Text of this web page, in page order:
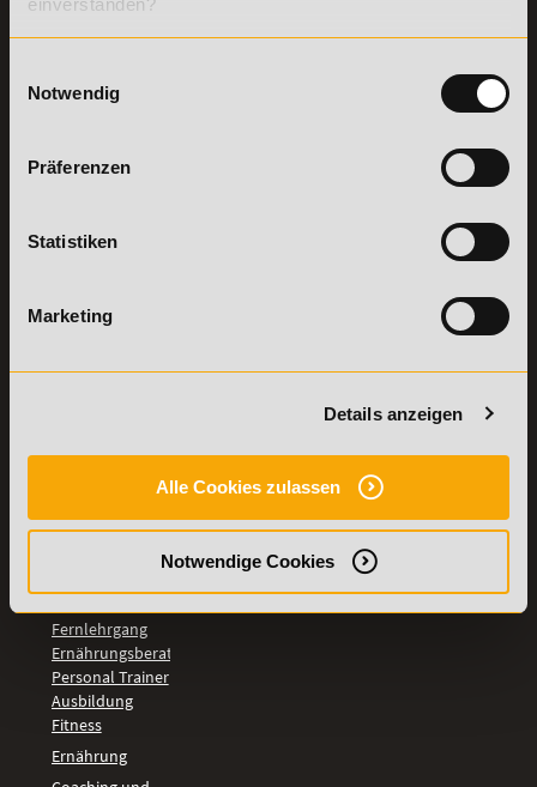
Notwendig
Präferenzen
Statistiken
Marketing
Details anzeigen
Alle Cookies zulassen
Notwendige Cookies
71522 Backnang
Erreichbarkeit:
Samstag: 9:00 - 15:00 Uhr
Vertrag
Check
Partnerprogramm
Stellenangebote
Weiterbildungen
LEHRGÄNGE
Fitnesstrainer A-
Fernlehrgang
Personal Coach
werden
Motivationstrainer
BILDUNGSBEREICHE
Fernlehrgang
Ernährungsberater
Personal Trainer
Ausbildung
Fitness
Ernährung